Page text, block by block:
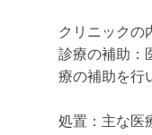
クリニックの
診療の補助：
療の補助を行
処置：主な医